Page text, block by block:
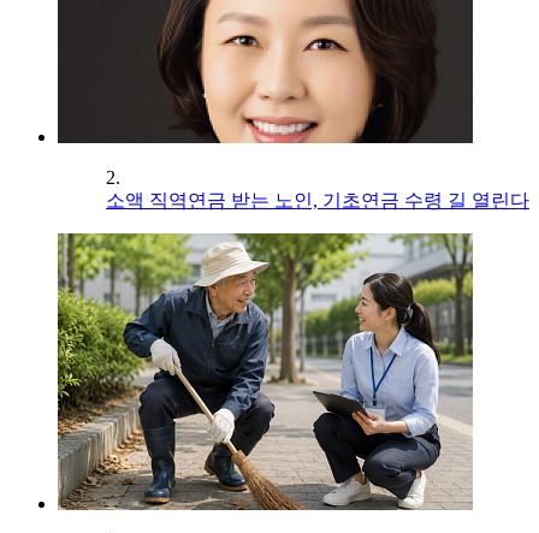
2.
소액 직역연금 받는 노인, 기초연금 수령 길 열린다